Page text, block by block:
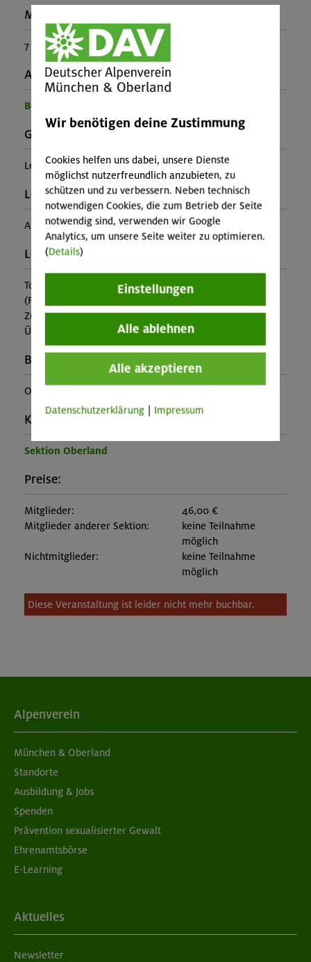
Max. Gehzeit in Auf- und Abstieg:
7 Stunden
Ausrüstung:
Benötigte Ausrüstung für diese Veranstaltung
Gebirgsgruppe:
Lechtaler Alpen
Leiter*in:
André Depping
Leistung:
Tourleitung
(Falls nicht in den Leistungen inbegriffen, fallen
Zusatzkosten für z.B. An- und Abreise, Verpflegung,
Übernachtung oder Skipass an.)
Buchungscode:
OL-26-0601
Kontakt Veranstalter:
Sektion Oberland
Preise:
Mitglieder:
46,00 €
Mitglieder anderer Sektion:
keine Teilnahme
möglich
Nichtmitglieder:
keine Teilnahme
möglich
Diese Veranstaltung ist leider nicht mehr buchbar.
Alpenverein
München & Oberland
Standorte
Ausbildung & Jobs
Spenden
Prävention sexualisierter Gewalt
Ehrenamtsbörse
E-Learning
Aktuelles
Newsletter
Wir benötigen deine Zustimmung
Cookies helfen uns dabei, unsere Dienste
möglichst nutzerfreundlich anzubieten, zu
schützen und zu verbessern. Neben technisch
notwendigen Cookies, die zum Betrieb der Seite
notwendig sind, verwenden wir Google
Analytics, um unsere Seite weiter zu optimieren.
(Details)
Einstellungen
Alle ablehnen
Alle akzeptieren
Datenschutzerklärung Impressum